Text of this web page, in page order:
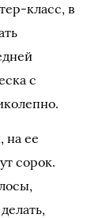
класс, в
с
на ее
сорок.